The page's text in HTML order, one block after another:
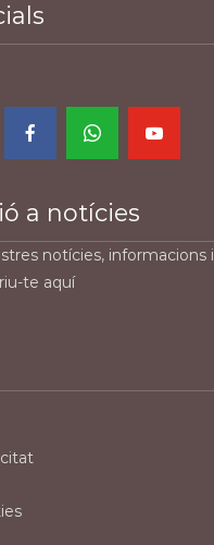
a notícies
notícies, informacions i
te aquí